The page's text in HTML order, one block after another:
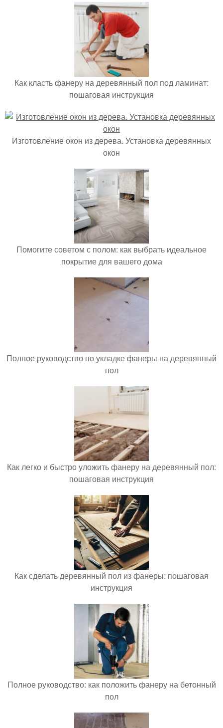
Как класть фанеру на деревянный пол под ламинат:
пошаговая инструкция
Изготовление окон из дерева. Установка деревянных
окон
Помогите советом с полом: как выбрать идеальное
покрытие для вашего дома
Полное руководство по укладке фанеры на деревянный
пол
Как легко и быстро уложить фанеру на деревянный пол:
пошаговая инструкция
Как сделать деревянный пол из фанеры: пошаговая
инструкция
Полное руководство: как положить фанеру на бетонный
пол